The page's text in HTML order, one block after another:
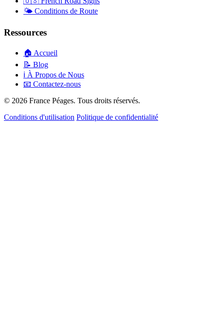
🌤️ Conditions de Route
Ressources
🏠 Accueil
📝 Blog
ℹ️ À Propos de Nous
📧 Contactez-nous
© 2026 France Péages. Tous droits réservés.
Conditions d'utilisation Politique de confidentialité